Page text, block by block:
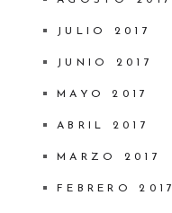
JULIO 2017
JUNIO 2017
MAYO 2017
ABRIL 2017
MARZO 2017
FEBRERO 2017